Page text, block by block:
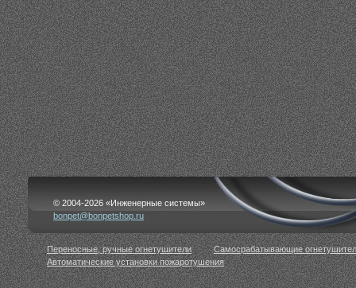
Переносные, ручные огнетушители
Самосрабатывающие
Автоматические установки пожаротушения
© 2004-2026 «Инженерные системы»
bonpet@bonpetshop.ru